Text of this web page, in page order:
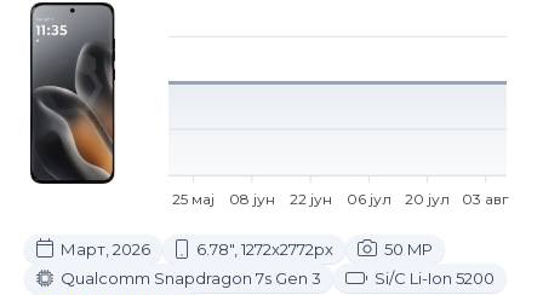
Март, 2026 6.78", 1272x2772px
50 MP
Qualcomm Snapdragon 7s Gen 3
Si/C Li-Ion 5200
25 мај 08 јун 22 јун 06 јул 20 јул 03 авг